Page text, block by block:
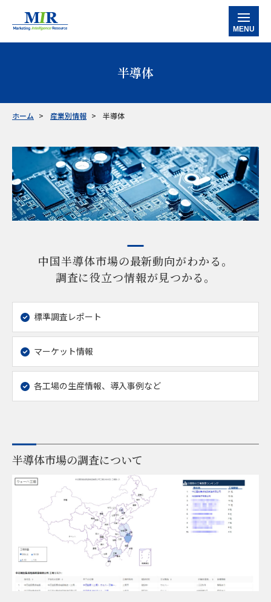
MENU
サービス
半導体
工作機械
産業別ロボット
ケミカル・素材
ファクトリーオートメーション
事例紹介
お知らせ
会社情報
半導体
ホーム 産業別情報 半導体
中国半導体市場の最新動向がわかる。
調査に役立つ情報が見つかる。
標準調査レポート
マーケット情報
各工場の生産情報、導入事例など
半導体市場の調査について